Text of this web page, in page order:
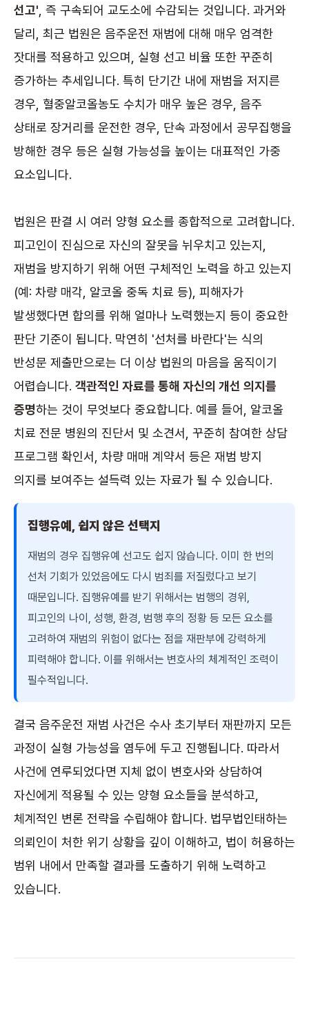
선고', 즉 구속되어 교도소에 수감되는 것입니다. 과거와
달리, 최근 법원은 음주운전 재범에 대해 매우 엄격한
잣대를 적용하고 있으며, 실형 선고 비율 또한 꾸준히
증가하는 추세입니다. 특히 단기간 내에 재범을 저지른
경우, 혈중알코올농도 수치가 매우 높은 경우, 음주
상태로 장거리를 운전한 경우, 단속 과정에서 공무집행을
방해한 경우 등은 실형 가능성을 높이는 대표적인 가중
요소입니다.
법원은 판결 시 여러 양형 요소를 종합적으로 고려합니다.
피고인이 진심으로 자신의 잘못을 뉘우치고 있는지,
재범을 방지하기 위해 어떤 구체적인 노력을 하고 있는지
(예: 차량 매각, 알코올 중독 치료 등), 피해자가
발생했다면 합의를 위해 얼마나 노력했는지 등이 중요한
판단 기준이 됩니다. 막연히 '선처를 바란다'는 식의
반성문 제출만으로는 더 이상 법원의 마음을 움직이기
어렵습니다. 객관적인 자료를 통해 자신의 개선 의지를
증명하는 것이 무엇보다 중요합니다. 예를 들어, 알코올
치료 전문 병원의 진단서 및 소견서, 꾸준히 참여한 상담
프로그램 확인서, 차량 매매 계약서 등은 재범 방지
의지를 보여주는 설득력 있는 자료가 될 수 있습니다.
집행유예, 쉽지 않은 선택지
재범의 경우 집행유예 선고도 쉽지 않습니다. 이미 한 번의
선처 기회가 있었음에도 다시 범죄를 저질렀다고 보기
때문입니다. 집행유예를 받기 위해서는 범행의 경위,
피고인의 나이, 성행, 환경, 범행 후의 정황 등 모든 요소를
고려하여 재범의 위험이 없다는 점을 재판부에 강력하게
피력해야 합니다. 이를 위해서는 변호사의 체계적인 조력이
필수적입니다.
결국 음주운전 재범 사건은 수사 초기부터 재판까지 모든
과정이 실형 가능성을 염두에 두고 진행됩니다. 따라서
사건에 연루되었다면 지체 없이 변호사와 상담하여
자신에게 적용될 수 있는 양형 요소들을 분석하고,
체계적인 변론 전략을 수립해야 합니다. 법무법인태하는
의뢰인이 처한 위기 상황을 깊이 이해하고, 법이 허용하는
범위 내에서 만족할 결과를 도출하기 위해 노력하고
있습니다.